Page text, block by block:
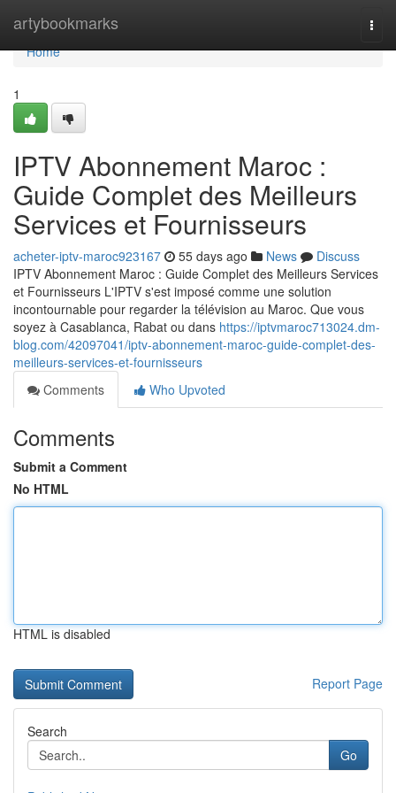
artybookmarks
Home
Home
1
IPTV Abonnement Maroc :
Guide Complet des Meilleurs
Services et Fournisseurs
acheter-iptv-maroc923167 55 days ago News
Discuss
IPTV Abonnement Maroc : Guide Complet des Meilleurs Services
et Fournisseurs L'IPTV s'est imposé comme une solution
incontournable pour regarder la télévision au Maroc. Que vous
soyez à Casablanca, Rabat ou dans https://iptvmaroc713024.dm-
blog.com/42097041/iptv-abonnement-maroc-guide-complet-des-
meilleurs-services-et-fournisseurs
Comments
Who Upvoted
Comments
Submit a Comment
No HTML
HTML is disabled
Report Page
Search
Go